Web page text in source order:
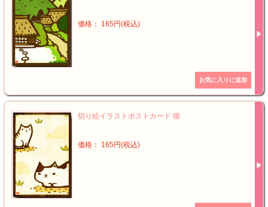
価格： 165円(税込)
切り絵イラストポストカード 猫
価格： 165円(税込)